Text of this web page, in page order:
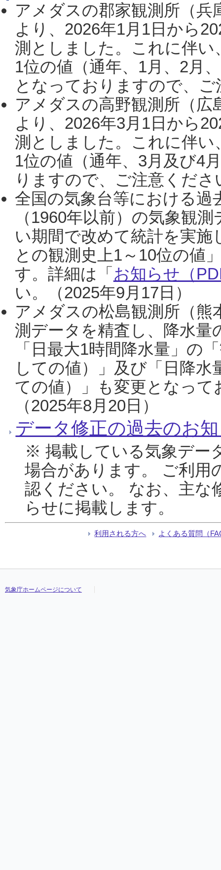
アメダスの郡家観測所（
より、2026年1月1日から
測としました。これに伴い
1位の値（通年、1月、2月
となっておりますので、
アメダスの高野観測所（
より、2026年3月1日から
測としました。これに伴い
1位の値（通年、3月及び4
りますので、ご注意くだ
全国の気象台等における過
（1960年以前）の気象観
い期間で改めて統計を実
との観測史上1～10位の値
す。詳細は「 お知らせ（
い。（2025年9月17日）
アメダスの松島観測所（熊
測データを精査し、降水
「日最大1時間降水量」の
しての値）」及び「日降
ての値）」も変更となっ
（2025年8月20日）
データ修正の過去のお
※ 掲載している気象デー
場合があります。 ご利用
認ください。 なお、主な
らせに掲載します。
利用される方へ よくある質問（
気象庁ホームページについて